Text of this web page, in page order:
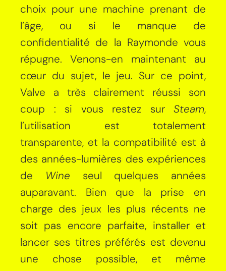
choix pour une machine prenant de
l’âge, ou si le manque de
confidentialité de la Raymonde vous
répugne. Venons-en maintenant au
cœur du sujet, le jeu. Sur ce point,
Valve a très clairement réussi son
coup : si vous restez sur Steam,
l’utilisation est totalement
transparente, et la compatibilité est à
des années-lumières des expériences
de Wine seul quelques années
auparavant. Bien que la prise en
charge des jeux les plus récents ne
soit pas encore parfaite, installer et
lancer ses titres préférés est devenu
une chose possible, et même